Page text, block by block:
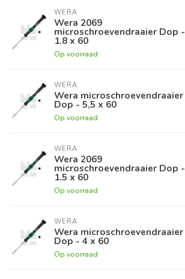
WERA
Wera 2069
microschroevendraaier Dop -
1.8 x 60
Op voorraad
WERA
Wera microschroevendraaier
Dop - 5,5 x 60
Op voorraad
WERA
Wera 2069
microschroevendraaier Dop -
1.5 x 60
Op voorraad
WERA
Wera microschroevendraaier
Dop - 4 x 60
Op voorraad